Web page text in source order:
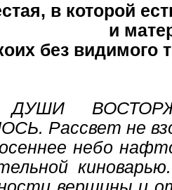
в которой
и
без видимого
ДУШИ
Рассвет не
небо